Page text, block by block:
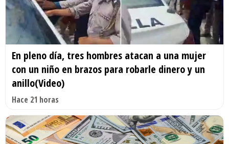
En pleno día, tres hombres atacan a una mujer
con un niño en brazos para robarle dinero y un
anillo(Video)
Hace 21 horas